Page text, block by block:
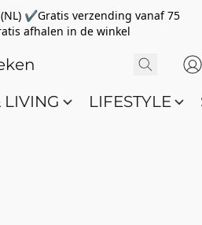
✔Gratis verzending vanaf 75
afhalen in de winkel
LIVING LIFESTYLE